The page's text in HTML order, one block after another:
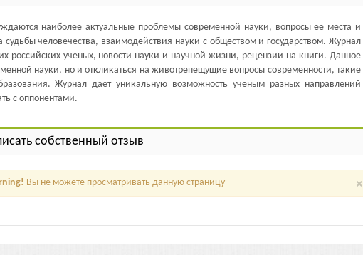
наиболее актуальные проблемы современной науки, вопросы ее места и
человечества, взаимодействия науки с обществом и государством. Журнал
российских ученых, новости науки и научной жизни, рецензии на книги. Данное
науки, но и откликаться на животрепещущие вопросы современности, такие
Журнал дает уникальную возможность ученым разных направлений
с оппонентами.
собственный отзыв
×
Вы не можете просматривать данную страницу